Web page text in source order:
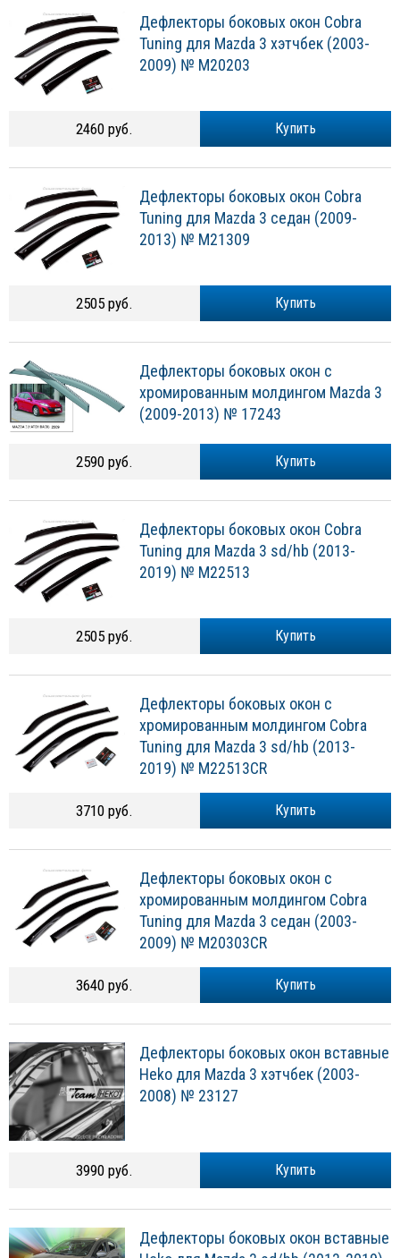
Дефлекторы боковых окон Cobra
Tuning для Mazda 3 хэтчбек (2003-
2009) № M20203
Купить
2460 руб.
Дефлекторы боковых окон Cobra
Tuning для Mazda 3 седан (2009-
2013) № M21309
Купить
2505 руб.
Дефлекторы боковых окон с
хромированным молдингом Mazda 3
(2009-2013) № 17243
Купить
2590 руб.
Дефлекторы боковых окон Cobra
Tuning для Mazda 3 sd/hb (2013-
2019) № M22513
Купить
2505 руб.
Дефлекторы боковых окон с
хромированным молдингом Cobra
Tuning для Mazda 3 sd/hb (2013-
2019) № M22513CR
Купить
3710 руб.
Дефлекторы боковых окон с
хромированным молдингом Cobra
Tuning для Mazda 3 седан (2003-
2009) № M20303CR
Купить
3640 руб.
Дефлекторы боковых окон вставные
Heko для Mazda 3 хэтчбек (2003-
2008) № 23127
Купить
3990 руб.
Дефлекторы боковых окон вставные